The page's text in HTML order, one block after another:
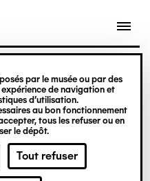
par le musée ou par des
de navigation et
d’utilisation.
au bon fonctionnement
tous les refuser ou en
le dépôt.
Tout refuser